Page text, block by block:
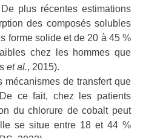
plus récentes estimations
des composés solubles
forme solide et de 20 à 45 %
chez les hommes que
et al., 2015).
mécanismes de transfert que
ce fait, chez les patients
du chlorure de cobalt peut
se situe entre 18 et 44 %